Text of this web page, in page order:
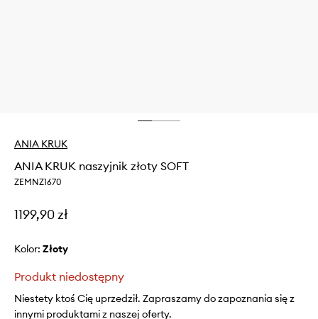
ANIA KRUK
ANIA KRUK naszyjnik złoty SOFT
ZEMNZ1670
1199,90 zł
Kolor: złoty
Produkt niedostępny
Niestety ktoś Cię uprzedził. Zapraszamy do zapoznania się z
innymi produktami z naszej oferty.